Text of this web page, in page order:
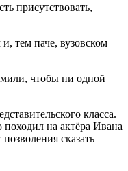
присутствовать,
тем паче, вузовском
чтобы ни одной
класса.
на актёра Ивана
сказать